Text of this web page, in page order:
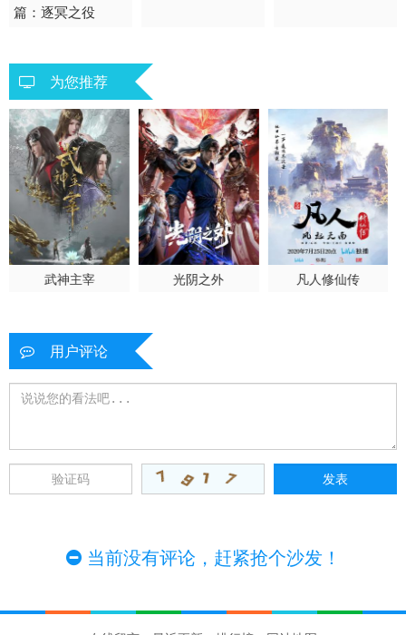
普通话
篇：逐冥之役
为您推荐
武神主宰 光阴之外 凡人修仙传
用户评论
当前没有评论，赶紧抢个沙发！